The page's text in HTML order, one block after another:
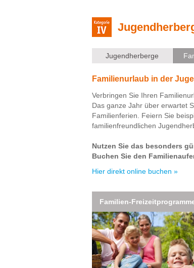
Jugendherberge
Familienurlaub in der
Verbringen Sie Ihren
Das ganze Jahr über erwartet
Familienferien. Feiern Sie
familienfreundlichen
Nutzen Sie das besonders
Buchen Sie den
Hier direkt online buchen »
Familien-